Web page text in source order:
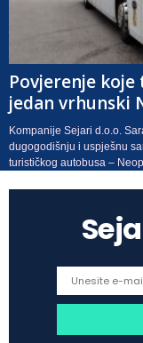
Povjerenje koje
jedan vrhunski
Kompanije Sejari d.o.o.
dugogodišnju i uspješnu
turističkog autobusa –